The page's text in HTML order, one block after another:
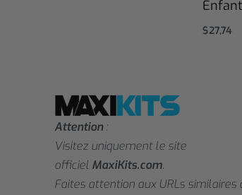
Enfant
$27,74
Attention:
Visitez uniquement le site
officiel MaxiKits.com.
Faites attention aux URLs similaires